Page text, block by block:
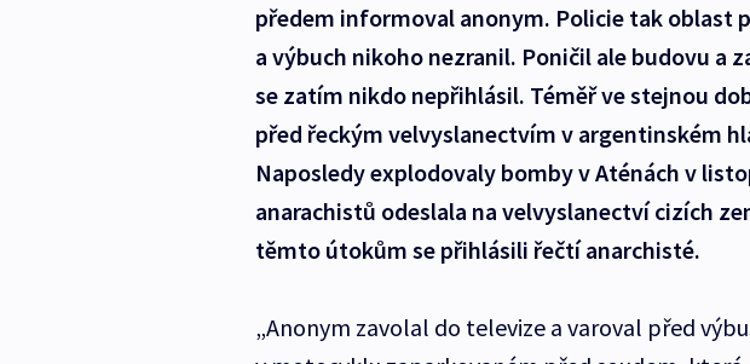
předem informoval anonym. Policie tak oblast
a výbuch nikoho nezranil. Poničil ale budovu a
se zatím nikdo nepřihlásil. Téměř ve stejnou
před řeckým velvyslanectvím v argentinském
Naposledy explodovaly bomby v Aténách v
anarachistů odeslala na velvyslanectví cizích
těmto útokům se přihlásili řečtí anarchisté.
„Anonym zavolal do televize a varoval před